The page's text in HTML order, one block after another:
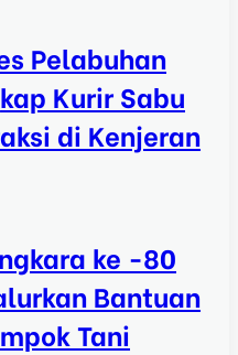
Pelabuhan
Kurir Sabu
di Kenjeran
ke -80
Bantuan
Tani